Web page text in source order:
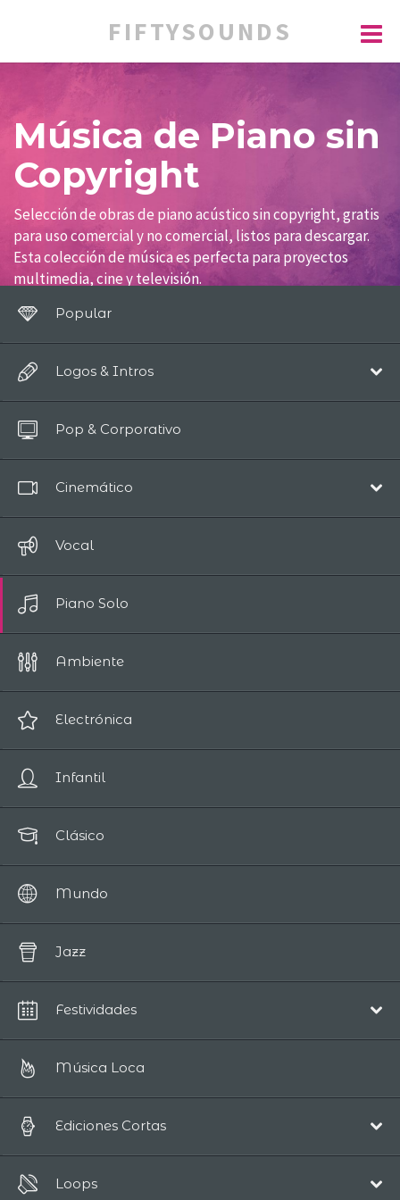
FIFTYSOUNDS
Música de Piano sin
Copyright
Selección de obras de piano acústico sin copyright, gratis
para uso comercial y no comercial, listos para descargar.
Esta colección de música es perfecta para proyectos
multimedia, cine y televisión.
Popular
Logos & Intros
Hasta 10 segundos
Pop & Corporativo
Cinemático
Épico/Aventura
Comedia
Ciencia Ficción/Fantasía
Suspense / Horror
Vocal
Piano Solo
Ambiente
Electrónica
Infantil
Clásico
Mundo
Jazz
Festividades
Música Loca
Ediciones Cortas
Loops